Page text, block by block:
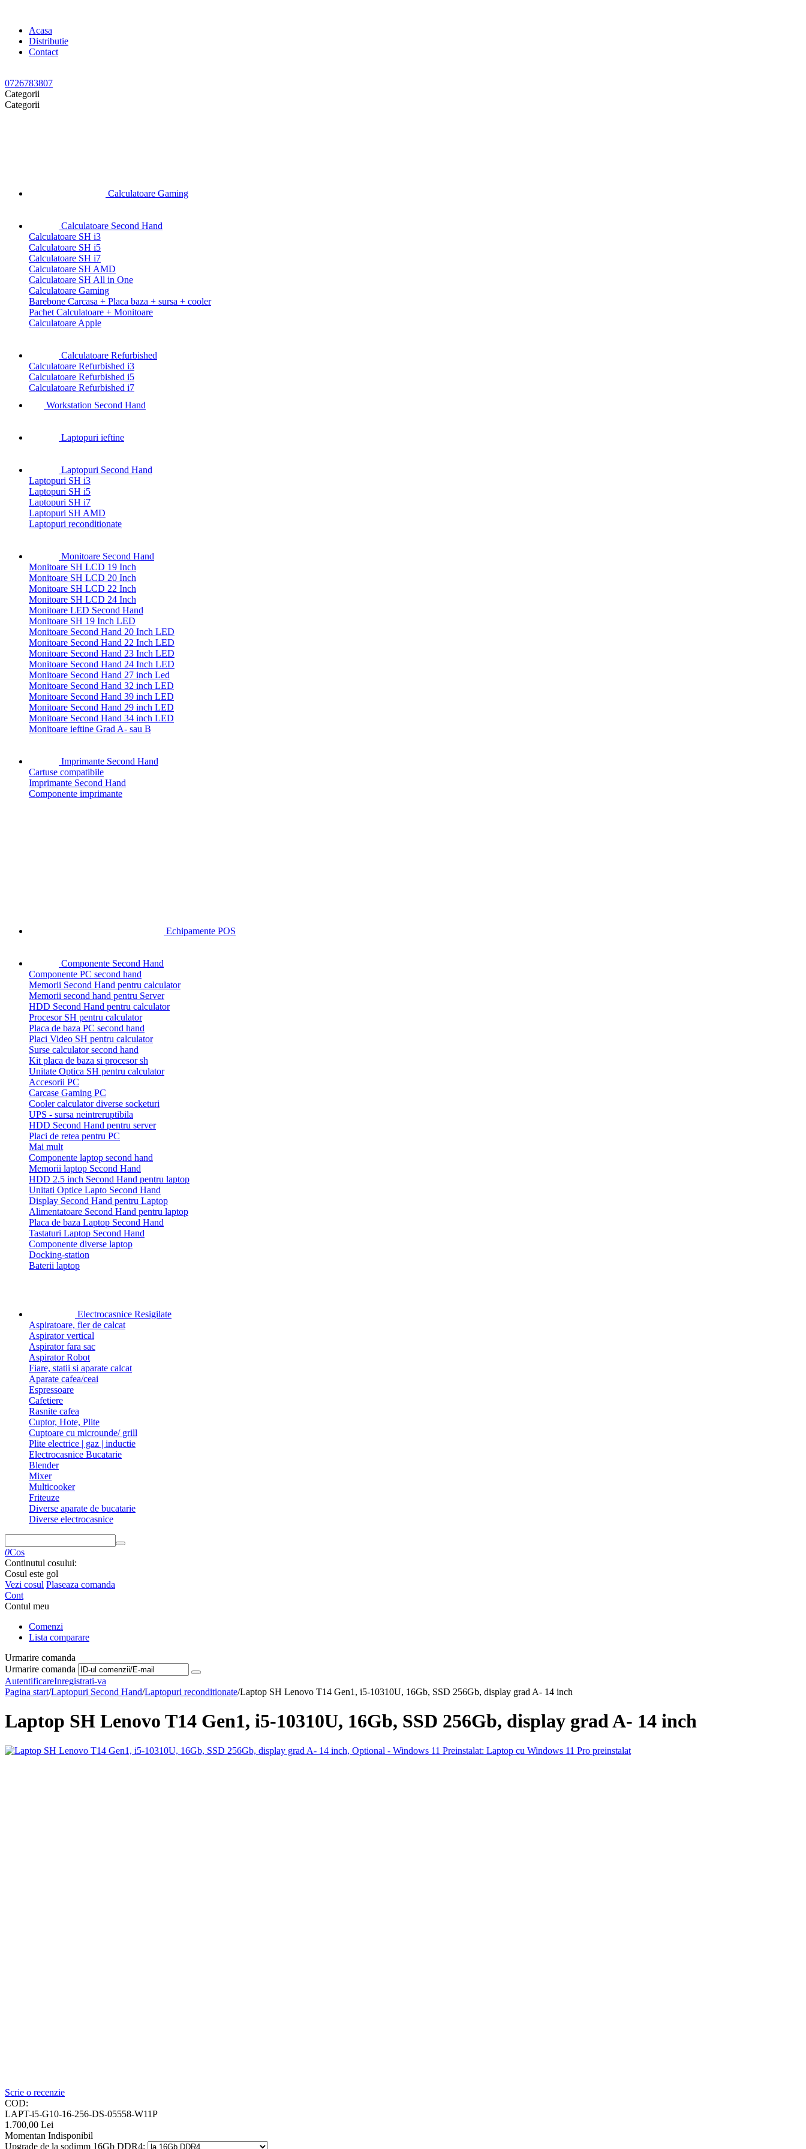
Acasa
Distributie
Contact
0726783807
Categorii
Categorii
Calculatoare Gaming
Calculatoare Second Hand
Calculatoare SH i3
Calculatoare SH i5
Calculatoare SH i7
Calculatoare SH AMD
Calculatoare SH All in One
Calculatoare Gaming
Barebone Carcasa + Placa baza + sursa + cooler
Pachet Calculatoare + Monitoare
Calculatoare Apple
Calculatoare Refurbished
Calculatoare Refurbished i3
Calculatoare Refurbished i5
Calculatoare Refurbished i7
Workstation Second Hand
Laptopuri ieftine
Laptopuri Second Hand
Laptopuri SH i3
Laptopuri SH i5
Laptopuri SH i7
Laptopuri SH AMD
Laptopuri reconditionate
Monitoare Second Hand
Monitoare SH LCD 19 Inch
Monitoare SH LCD 20 Inch
Monitoare SH LCD 22 Inch
Monitoare SH LCD 24 Inch
Monitoare LED Second Hand
Monitoare SH 19 Inch LED
Monitoare Second Hand 20 Inch LED
Monitoare Second Hand 22 Inch LED
Monitoare Second Hand 23 Inch LED
Monitoare Second Hand 24 Inch LED
Monitoare Second Hand 27 inch Led
Monitoare Second Hand 32 inch LED
Monitoare Second Hand 39 inch LED
Monitoare Second Hand 29 inch LED
Monitoare Second Hand 34 inch LED
Monitoare ieftine Grad A- sau B
Imprimante Second Hand
Cartuse compatibile
Imprimante Second Hand
Componente imprimante
Echipamente POS
Componente Second Hand
Componente PC second hand
Memorii Second Hand pentru calculator
Memorii second hand pentru Server
HDD Second Hand pentru calculator
Procesor SH pentru calculator
Placa de baza PC second hand
Placi Video SH pentru calculator
Surse calculator second hand
Kit placa de baza si procesor sh
Unitate Optica SH pentru calculator
Accesorii PC
Carcase Gaming PC
Cooler calculator diverse socketuri
UPS - sursa neintreruptibila
HDD Second Hand pentru server
Placi de retea pentru PC
Mai mult
Componente laptop second hand
Memorii laptop Second Hand
HDD 2.5 inch Second Hand pentru laptop
Unitati Optice Lapto Second Hand
Display Second Hand pentru Laptop
Alimentatoare Second Hand pentru laptop
Placa de baza Laptop Second Hand
Tastaturi Laptop Second Hand
Componente diverse laptop
Docking-station
Baterii laptop
Electrocasnice Resigilate
Aspiratoare, fier de calcat
Aspirator vertical
Aspirator fara sac
Aspirator Robot
Fiare, statii si aparate calcat
Aparate cafea/ceai
Espressoare
Cafetiere
Rasnite cafea
Cuptor, Hote, Plite
Cuptoare cu microunde/ grill
Plite electrice | gaz | inductie
Electrocasnice Bucatarie
Blender
Mixer
Multicooker
Friteuze
Diverse aparate de bucatarie
Diverse electrocasnice
0Cos
Continutul cosului:
Cosul este gol
Vezi cosul Plaseaza comanda
Cont
Contul meu
Comenzi
Lista comparare
Urmarire comanda
Urmarire comanda
AutentificareInregistrati-va
Pagina start/Laptopuri Second Hand/Laptopuri reconditionate/Laptop SH Lenovo T14 Gen1, i5-10310U, 16Gb, SSD 256Gb, display grad A- 14 inch
Laptop SH Lenovo T14 Gen1, i5-10310U, 16Gb, SSD 256Gb, display grad A- 14 inch
Scrie o recenzie
COD:
LAPT-i5-G10-16-256-DS-05558-W11P
1.700,00 Lei
Momentan Indisponibil
Upgrade de la sodimm 16Gb DDR4: